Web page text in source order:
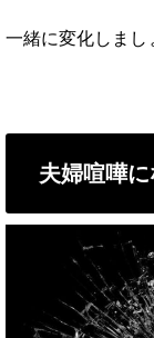
一緒に変化しまし
夫婦喧嘩